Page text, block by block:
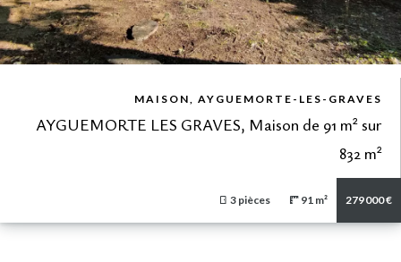
MAISON, AYGUEMORTE-LES-GRAVES
AYGUEMORTE LES GRAVES, Maison de 91 m² sur
832 m²
3 pièces 91 m² 279 000 €